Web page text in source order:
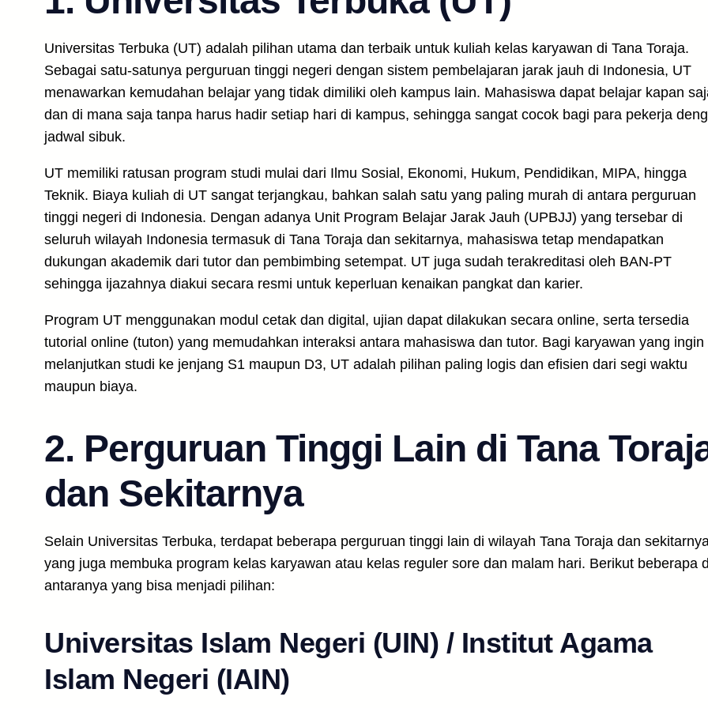
Universitas Terbuka (UT) adalah pilihan utama dan terbaik untuk kuliah kelas karyawan di Tana Toraja.
Sebagai satu-satunya perguruan tinggi negeri dengan sistem pembelajaran jarak jauh di Indonesia, UT
menawarkan kemudahan belajar yang tidak dimiliki oleh kampus lain. Mahasiswa dapat belajar kapan
dan di mana saja tanpa harus hadir setiap hari di kampus, sehingga sangat cocok bagi para pekerja
jadwal sibuk.
UT memiliki ratusan program studi mulai dari Ilmu Sosial, Ekonomi, Hukum, Pendidikan, MIPA, hingga
Teknik. Biaya kuliah di UT sangat terjangkau, bahkan salah satu yang paling murah di antara perguruan
tinggi negeri di Indonesia. Dengan adanya Unit Program Belajar Jarak Jauh (UPBJJ) yang tersebar di
seluruh wilayah Indonesia termasuk di Tana Toraja dan sekitarnya, mahasiswa tetap mendapatkan
dukungan akademik dari tutor dan pembimbing setempat. UT juga sudah terakreditasi oleh BAN-PT
sehingga ijazahnya diakui secara resmi untuk keperluan kenaikan pangkat dan karier.
Program UT menggunakan modul cetak dan digital, ujian dapat dilakukan secara online, serta tersedia
tutorial online (tuton) yang memudahkan interaksi antara mahasiswa dan tutor. Bagi karyawan yang ingin
melanjutkan studi ke jenjang S1 maupun D3, UT adalah pilihan paling logis dan efisien dari segi waktu
maupun biaya.
2. Perguruan Tinggi Lain di Tana
dan Sekitarnya
Selain Universitas Terbuka, terdapat beberapa perguruan tinggi lain di wilayah Tana Toraja dan
yang juga membuka program kelas karyawan atau kelas reguler sore dan malam hari. Berikut beberapa
antaranya yang bisa menjadi pilihan:
Universitas Islam Negeri (UIN) / Institut Agama
Islam Negeri (IAIN)